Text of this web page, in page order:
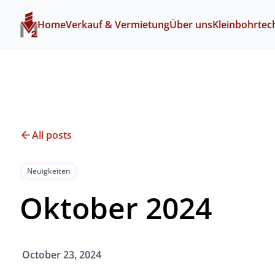
HomeVerkauf & VermietungÜber uns
All posts
Neuigkeiten
Oktober 2024
October 23, 2024